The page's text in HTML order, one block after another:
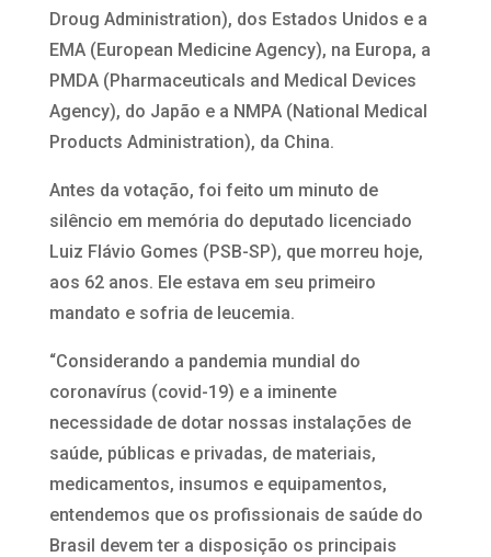
Droug Administration), dos Estados Unidos e a
EMA (European Medicine Agency), na Europa, a
PMDA (Pharmaceuticals and Medical Devices
Agency), do Japão e a NMPA (National Medical
Products Administration), da China.
Antes da votação, foi feito um minuto de
silêncio em memória do deputado licenciado
Luiz Flávio Gomes (PSB-SP), que morreu hoje,
aos 62 anos. Ele estava em seu primeiro
mandato e sofria de leucemia.
“Considerando a pandemia mundial do
coronavírus (covid-19) e a iminente
necessidade de dotar nossas instalações de
saúde, públicas e privadas, de materiais,
medicamentos, insumos e equipamentos,
entendemos que os profissionais de saúde do
Brasil devem ter a disposição os principais